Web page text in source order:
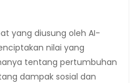
yang diusung oleh AI-
nilai yang
tentang pertumbuhan
dampak sosial dan